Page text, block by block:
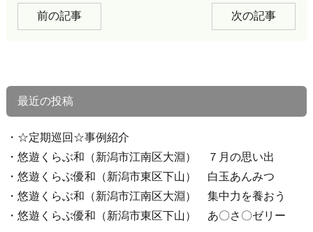
前の記事 次の記事
最近の投稿
☆定期巡回☆事例紹介
悠遊くらぶ和（新潟市江南区大淵） ７月の思い出
悠遊くらぶ優和（新潟市東区下山） 白玉あんみつ
悠遊くらぶ和（新潟市江南区大淵） 集中力を養おう
悠遊くらぶ優和（新潟市東区下山） あ〇さ〇ゼリー